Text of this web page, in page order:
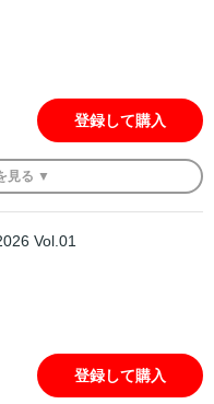
登録して購入
見る ▼
Vol.01
登録して購入